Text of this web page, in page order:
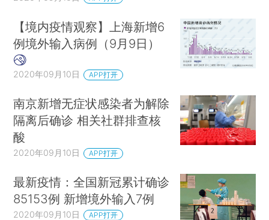
【境内疫情观察】上海新增6
例境外输入病例（9月9日）
2020年09月10日 APP打开
南京新增无症状感染者为解除
隔离后确诊 相关社群排查核
酸
2020年09月10日 APP打开
最新疫情：全国新冠累计确诊
85153例 新增境外输入7例
2020年09月10日 APP打开